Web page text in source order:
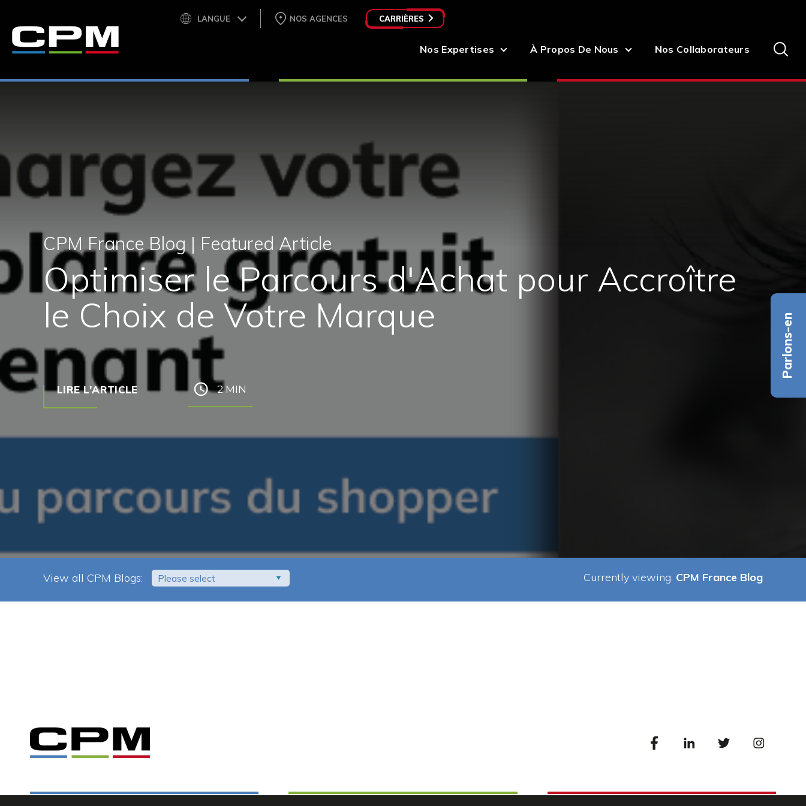
Parlons-en
LANGUE NOS AGENCES CARRIÈRES
Nos Expertises À Propos De Nous Nos Collaborateurs
CPM France Blog | Featured Article
Optimiser le Parcours d'Achat pour Accroître
le Choix de Votre Marque
LIRE L'ARTICLE 2 MIN
View all CPM Blogs: Please select Currently viewing: CPM France Blog